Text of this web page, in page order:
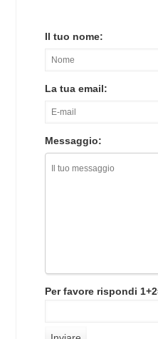
Il tuo nome:
La tua email:
Messaggio:
Per favore rispondi